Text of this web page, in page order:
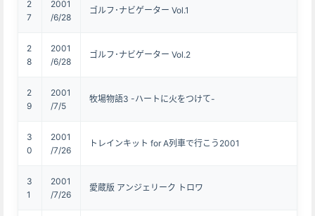
2
7
2001
/6/28
ゴルフ･ナビゲーター Vol.1
2
8
2001
/6/28
ゴルフ･ナビゲーター Vol.2
2
9
2001
/7/5
牧場物語3 -ハートに火をつけて-
3
0
2001
/7/26
トレインキット for A列車で行こう2001
3
1
2001
/7/26
愛蔵版 アンジェリーク トロワ